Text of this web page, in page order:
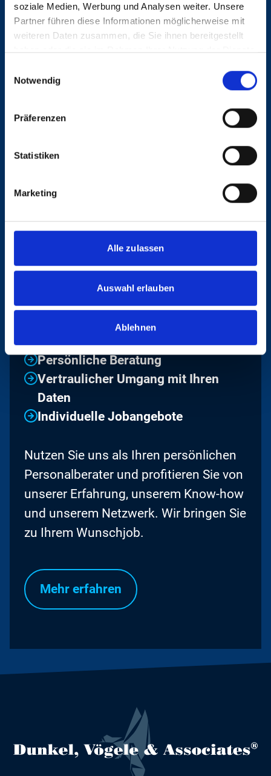
soziale Medien, Werbung und Analysen weiter. Unsere
Partner führen diese Informationen möglicherweise mit
weiteren Daten zusammen, die Sie ihnen bereitgestellt
haben oder die sie im Rahmen Ihrer Nutzung der Dienste
Notwendig
Präferenzen
Statistiken
Marketing
Alle zulassen
Auswahl erlauben
Ablehnen
KONTAKT
Dunkel, Vögele & Associates GmbH
20148 Hamburg
040 413 275 30
UNSERE VORTEILE
IM ÜBERBLICK
Qualifizierte Stellenangebote
Persönliche Beratung
Vertraulicher Umgang mit Ihren
Daten
Individuelle Jobangebote
Nutzen Sie uns als Ihren persönlichen
Personalberater und profitieren Sie von
unserer Erfahrung, unserem Know-how
und unserem Netzwerk. Wir bringen Sie
zu Ihrem Wunschjob.
Mehr erfahren